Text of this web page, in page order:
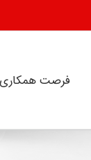
فرصت همکاری